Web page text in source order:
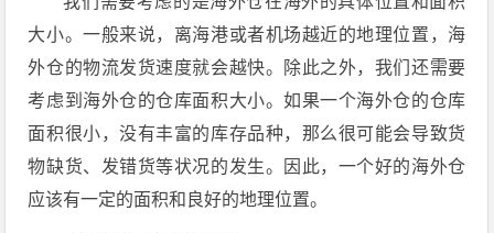
大小。一般来说，离海港或者机场越近的地理位置，海
外仓的物流发货速度就会越快。除此之外，我们还需要
考虑到海外仓的仓库面积大小。如果一个海外仓的仓库
面积很小，没有丰富的库存品种，那么很可能会导致货
物缺货、发错货等状况的发生。因此，一个好的海外仓
应该有一定的面积和良好的地理位置。